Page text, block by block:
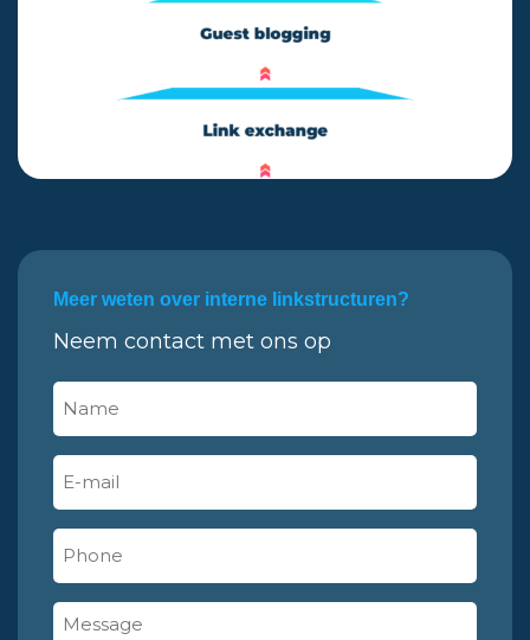
Meer weten over interne linkstructuren?
Neem contact met ons op
Name
E-
mail
(Vereist)
Phone
Message